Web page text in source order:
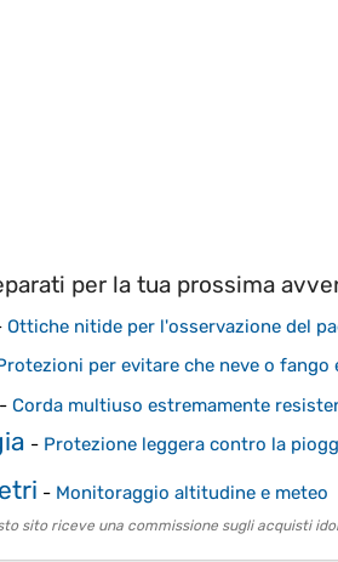
per la tua prossima
Ottiche nitide per l'osservazione del
per evitare che neve o
- Corda multiuso estremamente
- Protezione leggera contro la
- Monitoraggio altitudine e meteo
sito riceve una commissione sugli acquisti